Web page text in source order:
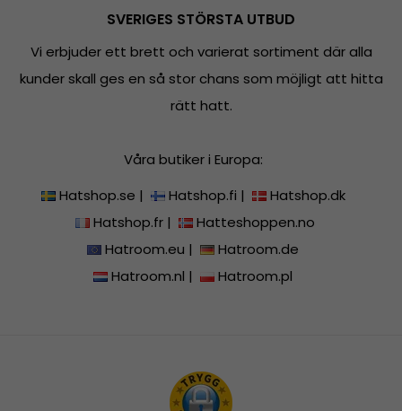
SVERIGES STÖRSTA UTBUD
Vi erbjuder ett brett och varierat sortiment där alla
kunder skall ges en så stor chans som möjligt att hitta
rätt hatt.
Våra butiker i Europa:
Hatshop.se | Hatshop.fi |
Hatshop.dk
Hatshop.fr|
Hatteshoppen.no
Hatroom.eu |
Hatroom.de
Hatroom.nl | Hatroom.pl